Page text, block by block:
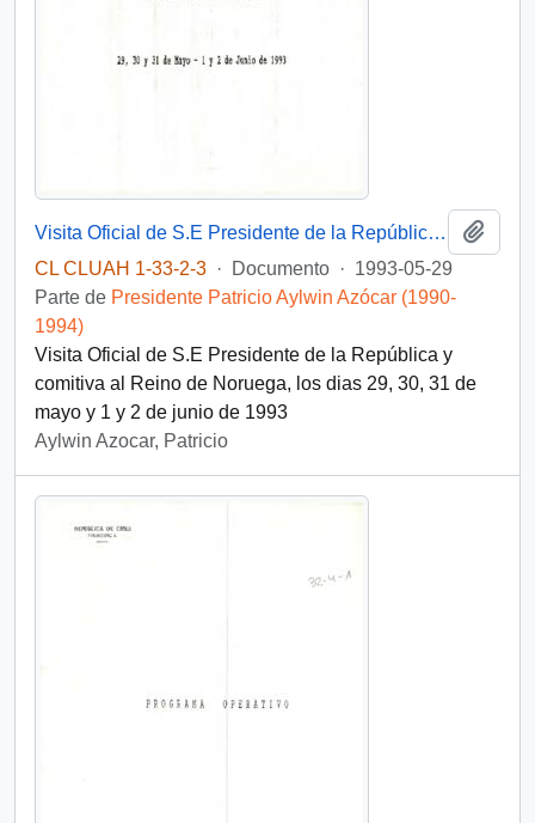
Visita Oficial de S.E Presidente de la República y comitiva al Reino de Noruega
CL CLUAH 1-33-2-3 · Documento · 1993-05-29
Parte de Presidente Patricio Aylwin Azócar (1990-
1994)
Visita Oficial de S.E Presidente de la República y
comitiva al Reino de Noruega, los dias 29, 30, 31 de
mayo y 1 y 2 de junio de 1993
Aylwin Azocar, Patricio